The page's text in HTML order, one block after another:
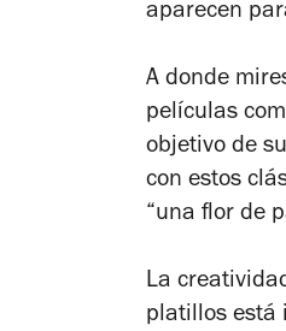
aparecen
A donde
películas
objetivo de
con estos
“una flor de
La
platillos está